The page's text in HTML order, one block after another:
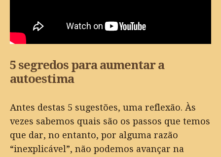
5 segredos para aumentar a
autoestima
Antes destas 5 sugestões, uma reflexão. Às
vezes sabemos quais são os passos que temos
que dar, no entanto, por alguma razão
“inexplicável”, não podemos avançar na